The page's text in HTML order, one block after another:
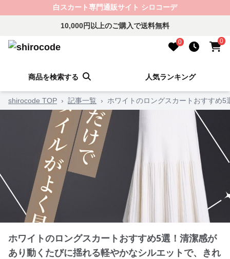
白スカート専門通販サイト シロコーデ
10,000円以上のご購入で送料無料
0 0
商品を検索する 人気ランキング
shirocode TOP › 記事一覧 › ホワイトのロングスカートおすすめ
ホワイトのロングスカートおすすめ5選！清潔感が
あり動くたびに揺れる軽やかなシルエットで、きれ